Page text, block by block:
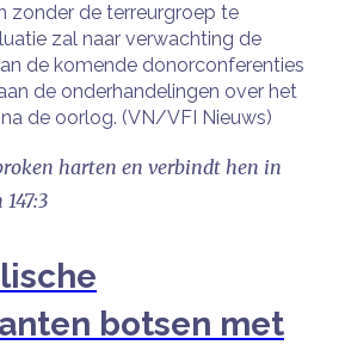
zonder de terreurgroep te
zal naar verwachting de
de komende donorconferenties
de onderhandelingen over het
de oorlog. (VN/VFI Nieuws)
harten en verbindt hen in
botsen met